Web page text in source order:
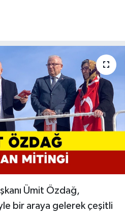
Ümit Özdağ,
bir araya gelerek çeşitli